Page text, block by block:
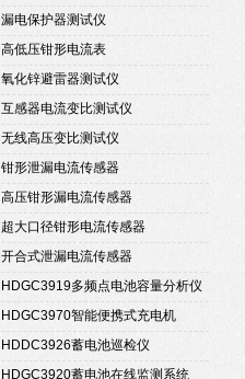
漏电保护器测试仪
高低压钳形电流表
氧化锌避雷器测试仪
互感器电流变比测试仪
无线高压变比测试仪
钳形泄漏电流传感器
高压钳形漏电流传感器
超大口径钳形电流传感器
开合式泄漏电流传感器
HDGC3919多频点电池容量分析仪
HDGC3970智能便携式充电机
HDDC3926蓄电池巡检仪
HDGC3920蓄电池在线监测系统